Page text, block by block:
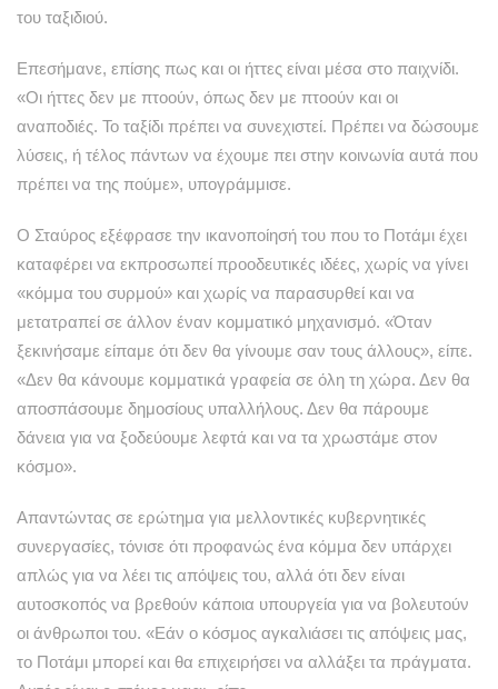
του ταξιδιού.
Επεσήμανε, επίσης πως και οι ήττες είναι μέσα στο παιχνίδι.
«Οι ήττες δεν με πτοούν, όπως δεν με πτοούν και οι
αναποδιές. Το ταξίδι πρέπει να συνεχιστεί. Πρέπει να δώσουμε
λύσεις, ή τέλος πάντων να έχουμε πει στην κοινωνία αυτά που
πρέπει να της πούμε», υπογράμμισε.
Ο Σταύρος εξέφρασε την ικανοποίησή του που το Ποτάμι έχει
καταφέρει να εκπροσωπεί προοδευτικές ιδέες, χωρίς να γίνει
«κόμμα του συρμού» και χωρίς να παρασυρθεί και να
μετατραπεί σε άλλον έναν κομματικό μηχανισμό. «Όταν
ξεκινήσαμε είπαμε ότι δεν θα γίνουμε σαν τους άλλους», είπε.
«Δεν θα κάνουμε κομματικά γραφεία σε όλη τη χώρα. Δεν θα
αποσπάσουμε δημοσίους υπαλλήλους. Δεν θα πάρουμε
δάνεια για να ξοδεύουμε λεφτά και να τα χρωστάμε στον
κόσμο».
Απαντώντας σε ερώτημα για μελλοντικές κυβερνητικές
συνεργασίες, τόνισε ότι προφανώς ένα κόμμα δεν υπάρχει
απλώς για να λέει τις απόψεις του, αλλά ότι δεν είναι
αυτοσκοπός να βρεθούν κάποια υπουργεία για να βολευτούν
οι άνθρωποι του. «Εάν ο κόσμος αγκαλιάσει τις απόψεις μας,
το Ποτάμι μπορεί και θα επιχειρήσει να αλλάξει τα πράγματα.